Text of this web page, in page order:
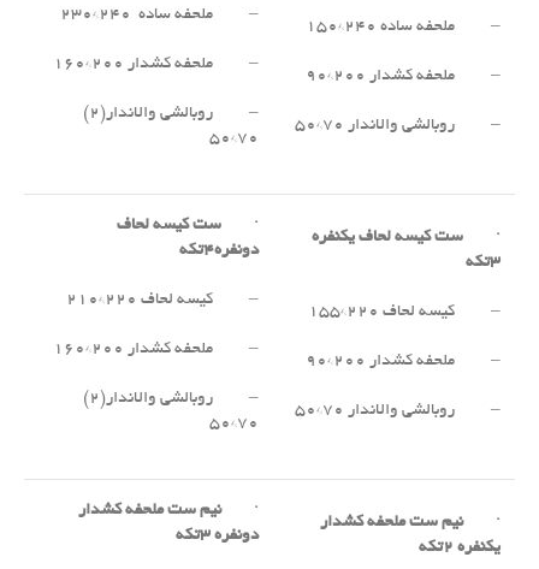
– ملحفه ساده ۲۴۰*۱۵۰
– ملحفه کشدار ۲۰۰*۹۰
– روبالشی والاندار ۷۰*۵۰
– ملحفه ساده ۲۴۰*۲۳۰
– ملحفه کشدار ۲۰۰*۱۶۰
– روبالشی والاندار(۲)
۷۰*۵۰
· ست کیسه لحاف یکنفره
۳تکه
– کیسه لحاف ۲۲۰*۱۵۵
– ملحفه کشدار ۲۰۰*۹۰
– روبالشی والاندار ۷۰*۵۰
· ست کیسه لحاف
دونفره۴تکه
– کیسه لحاف ۲۲۰*۲۱۰
– ملحفه کشدار ۲۰۰*۱۶۰
– روبالشی والاندار(۲)
۷۰*۵۰
·نیم ست ملحفه کشدار
یکنفره ۲تکه
·نیم ست ملحفه کشدار
دونفره ۳تکه